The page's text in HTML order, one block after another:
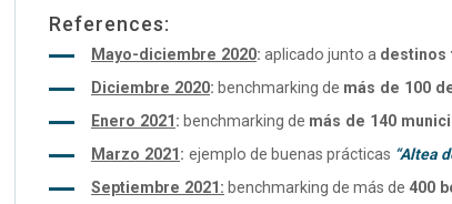
References:
Mayo-diciembre 2020: aplicado junto a destinos
Diciembre 2020: benchmarking de más de 100
Enero 2021 : benchmarking de más de 140
Marzo 2021 : ejemplo de buenas prácticas “Altea
Septiembre 2021: benchmarking de más de 400